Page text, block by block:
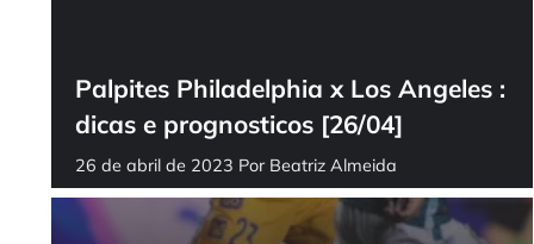
Palpites Philadelphia x Los Angeles :
dicas e prognosticos [26/04]
26 de abril de 2023 Por Beatriz Almeida